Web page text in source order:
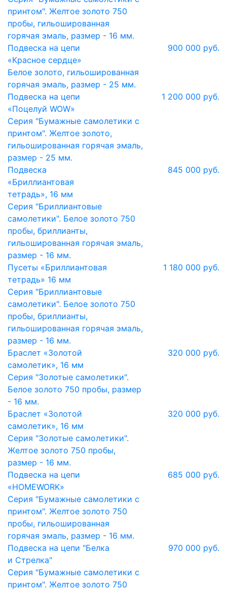
принтом". Желтое золото 750
пробы, гильошированная
горячая эмаль, размер - 16 мм.
Подвеска на цепи
«Красное сердце»
900 000 руб.
Белое золото, гильошированная
горячая эмаль, размер - 25 мм.
Подвеска на цепи
«Поцелуй WOW»
1 200 000 руб.
Серия "Бумажные самолетики с
принтом". Желтое золото,
гильошированная горячая эмаль,
размер - 25 мм.
Подвеска
«Бриллиантовая
тетрадь», 16 мм
845 000 руб.
Серия "Бриллиантовые
самолетики". Белое золото 750
пробы, бриллианты,
гильошированная горячая эмаль,
размер - 16 мм.
Пусеты «Бриллиантовая
тетрадь» 16 мм
1 180 000 руб.
Серия "Бриллиантовые
самолетики". Белое золото 750
пробы, бриллианты,
гильошированная горячая эмаль,
размер - 16 мм.
Браслет «Золотой
самолетик», 16 мм
320 000 руб.
Серия "Золотые самолетики".
Белое золото 750 пробы, размер
- 16 мм.
Браслет «Золотой
самолетик», 16 мм
320 000 руб.
Серия "Золотые самолетики".
Желтое золото 750 пробы,
размер - 16 мм.
Подвеска на цепи
«HOMEWORK»
685 000 руб.
Серия "Бумажные самолетики с
принтом". Желтое золото 750
пробы, гильошированная
горячая эмаль, размер - 16 мм.
Подвеска на цепи "Белка
и Стрелка"
970 000 руб.
Серия "Бумажные самолетики с
принтом". Желтое золото 750